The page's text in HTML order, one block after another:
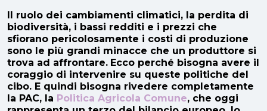
Il ruolo dei cambiamenti climatici, la perdita di
biodiversità, i bassi redditi e i prezzi che
sfiorano pericolosamente i costi di produzione
sono le più grandi minacce che un produttore si
trova ad affrontare. Ecco perché bisogna avere il
coraggio di intervenire su queste politiche del
cibo. E quindi bisogna rivedere completamente
la PAC, la Politica Agricola Comune, che oggi